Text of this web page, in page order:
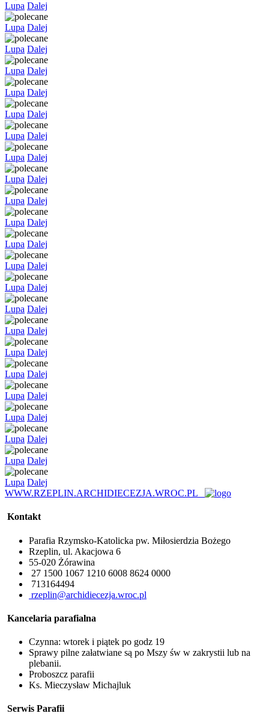
Lupa Dalej
Lupa Dalej
Lupa Dalej
Lupa Dalej
Lupa Dalej
Lupa Dalej
Lupa Dalej
Lupa Dalej
Lupa Dalej
Lupa Dalej
Lupa Dalej
Lupa Dalej
Lupa Dalej
Lupa Dalej
Lupa Dalej
Lupa Dalej
Lupa Dalej
Lupa Dalej
Lupa Dalej
Lupa Dalej
Lupa Dalej
Lupa Dalej
Lupa Dalej
WWW.RZEPLIN.ARCHIDIECEZJA.WROC.PL
Kontakt
Parafia Rzymsko-Katolicka pw. Miłosierdzia Bożego
Rzeplin, ul. Akacjowa 6
55-020 Żórawina
27 1500 1067 1210 6008 8624 0000
713164494
rzeplin@archidiecezja.wroc.pl
Kancelaria parafialna
Czynna: wtorek i piątek po godz 19
Sprawy pilne załatwiane są po Mszy św w zakrystii lub na
plebanii.
Proboszcz parafii
Ks. Mieczysław Michajluk
Serwis Parafii